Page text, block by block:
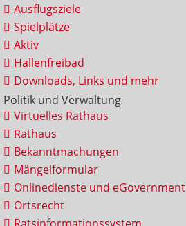
Ausflugsziele
Spielplätze
Aktiv
Hallenfreibad
Downloads, Links und mehr
Politik und Verwaltung
Virtuelles Rathaus
Rathaus
Bekanntmachungen
Mängelformular
Onlinedienste und eGovernment
Ortsrecht